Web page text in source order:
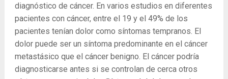
diagnóstico de cáncer. En varios estudios en diferentes
pacientes con cáncer, entre el 19 y el 49% de los
pacientes tenían dolor como síntomas tempranos. El
dolor puede ser un síntoma predominante en el cáncer
metastásico que el cáncer benigno. El cáncer podría
diagnosticarse antes si se controlan de cerca otros